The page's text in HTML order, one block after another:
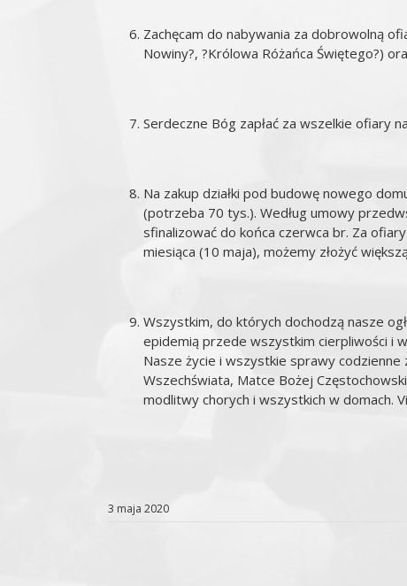
Zachęcam do nabywania za dobrowolną
Nowiny?, ?Królowa Różańca Świętego?)
Serdeczne Bóg zapłać za wszelkie ofiary
Na zakup działki pod budowę nowego
(potrzeba 70 tys.). Według umowy
sfinalizować do końca czerwca br. Za
miesiąca (10 maja), możemy złożyć
Wszystkim, do których dochodzą nasze
epidemią przede wszystkim cierpliwości i
Nasze życie i wszystkie sprawy
Wszechświata, Matce Bożej
modlitwy chorych i wszystkich w domach.
3 maja 2020